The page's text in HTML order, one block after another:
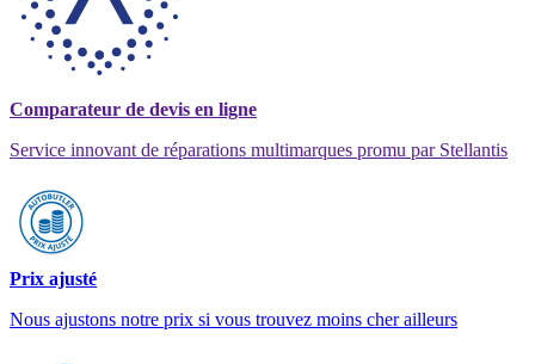
Comparateur de devis en ligne
Service innovant de réparations multimarques promu par Stellantis
Prix ajusté
Nous ajustons notre prix si vous trouvez moins cher ailleurs